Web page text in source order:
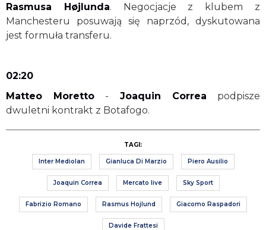
Rasmusa Højlunda. Negocjacje z klubem z
Manchesteru posuwają się naprzód, dyskutowana
jest formuła transferu.
02:20
Matteo Moretto - Joaquin Correa podpisze
dwuletni kontrakt z Botafogo.
TAGI:
Inter Mediolan Gianluca Di Marzio Piero Ausilio
Joaquin Correa Mercato live Sky Sport
Fabrizio Romano Rasmus Hojlund Giacomo Raspadori
Davide Frattesi